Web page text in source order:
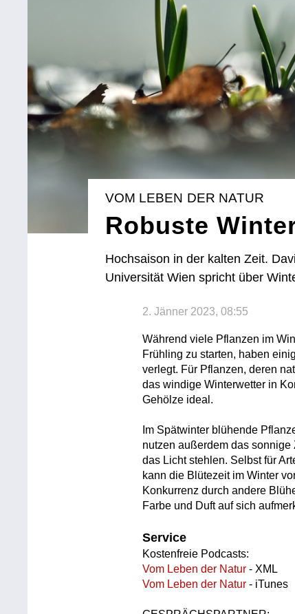
VOM LEBEN DER NATUR
Robuste
Hochsaison in der kalten Zeit.
Universität Wien spricht über
2. Jänner 2023, 08:55
Während viele Pflanzen im
Frühling zu starten, haben
verlegt. Für Pflanzen, deren
das windige Winterwetter in
Gehölze ideal.
Im Spätwinter blühende
nutzen außerdem das
das Licht stehlen. Selbst für
kann die Blütezeit im Winter
Konkurrenz durch andere
Farbe und Duft auf sich
Service
Kostenfreie Podcasts:
Vom Leben der Natur - XML
Vom Leben der Natur - iTunes